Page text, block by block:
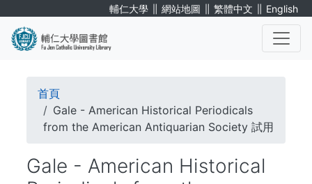
輔仁大學 ∥ 網站地圖 ∥ 繁體中文 ∥ English
導
航
結
首頁
Gale - American Historical Periodicals
from the American Antiquarian Society 試用
Gale - American Historical